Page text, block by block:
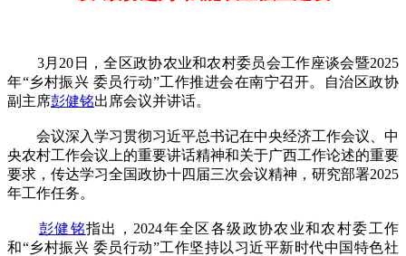
3月20日，全区政协农业和农村委员会工作座谈会暨2025
年“乡村振兴 委员行动”工作推进会在南宁召开。自治区政协
副主席彭健铭出席会议并讲话。
会议深入学习贯彻习近平总书记在中央经济工作会议、中
央农村工作会议上的重要讲话精神和关于广西工作论述的重要
要求，传达学习全国政协十四届三次会议精神，研究部署2025
年工作任务。
彭健铭指出，2024年全区各级政协农业和农村委工作
和“乡村振兴 委员行动”工作坚持以习近平新时代中国特色社